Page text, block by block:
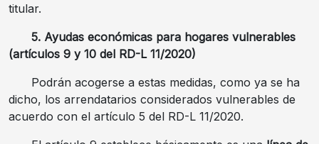
titular.
5. Ayudas económicas para hogares vulnerables
(artículos 9 y 10 del RD-L 11/2020)
Podrán acogerse a estas medidas, como ya se ha
dicho, los arrendatarios considerados vulnerables de
acuerdo con el artículo 5 del RD-L 11/2020.